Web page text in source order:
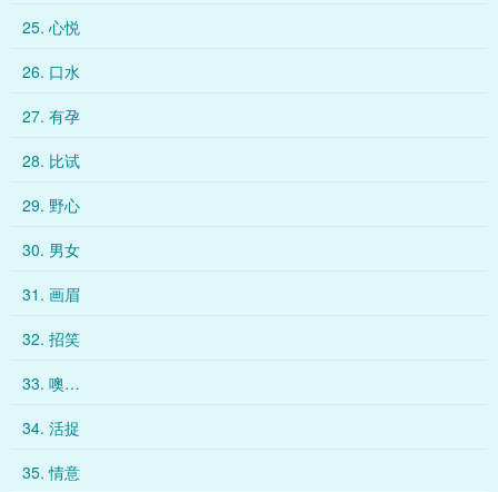
25. 心悦
26. 口水
27. 有孕
28. 比试
29. 野心
30. 男女
31. 画眉
32. 招笑
33. 噢…
34. 活捉
35. 情意